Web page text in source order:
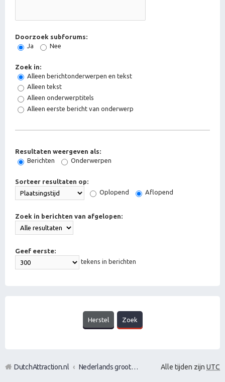
Doorzoek subforums:
Ja
Nee
Zoek in:
Alleen berichtonderwerpen en tekst
Alleen tekst
Alleen onderwerptitels
Alleen eerste bericht van onderwerp
Resultaten weergeven als:
Berichten
Onderwerpen
Sorteer resultaten op:
Oplopend
Aflopend
Zoek in berichten van afgelopen:
Geef eerste:
tekens in berichten
Alle tijden zijn UTC
DutchAttraction.nl Nederlands grootste Dutch Attraction, Lifestyle, Vrouwen versieren en Pick-Up (PUA) Forum